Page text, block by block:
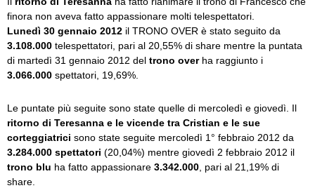
finora non aveva fatto appassionare molti telespettatori.
Lunedì 30 gennaio 2012 il TRONO OVER è stato seguito da
3.108.000 telespettatori, pari al 20,55%­ di share mentre la puntata
di martedì 31 gennaio 2012 del trono overha raggiunto i
3.066.000 spettatori, 19,69%­.
Le puntate più seguite sono state quelle di mercoledì e giovedì. Il
ritorno di Teresanna e le vicende tra Cristian e le sue
corteggiatrici sono state seguite mercoledì 1° febbraio 2012 da
3.284.000 spettatori (20,04%­) mentre giovedì 2 febbraio 2012 il
trono blu ha fatto appassionare 3.342.000 , pari al 21,19% di
share.